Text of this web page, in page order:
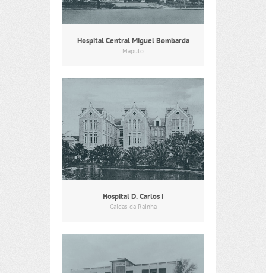
Hospital Central Miguel Bombarda
Maputo
Hospital D. Carlos I
Caldas da Rainha